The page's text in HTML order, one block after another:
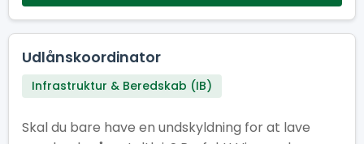
Udlånskoordinator
Infrastruktur & Beredskab (IB)
Skal du bare have en undskyldning for at lave